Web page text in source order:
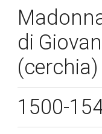
di
1500-